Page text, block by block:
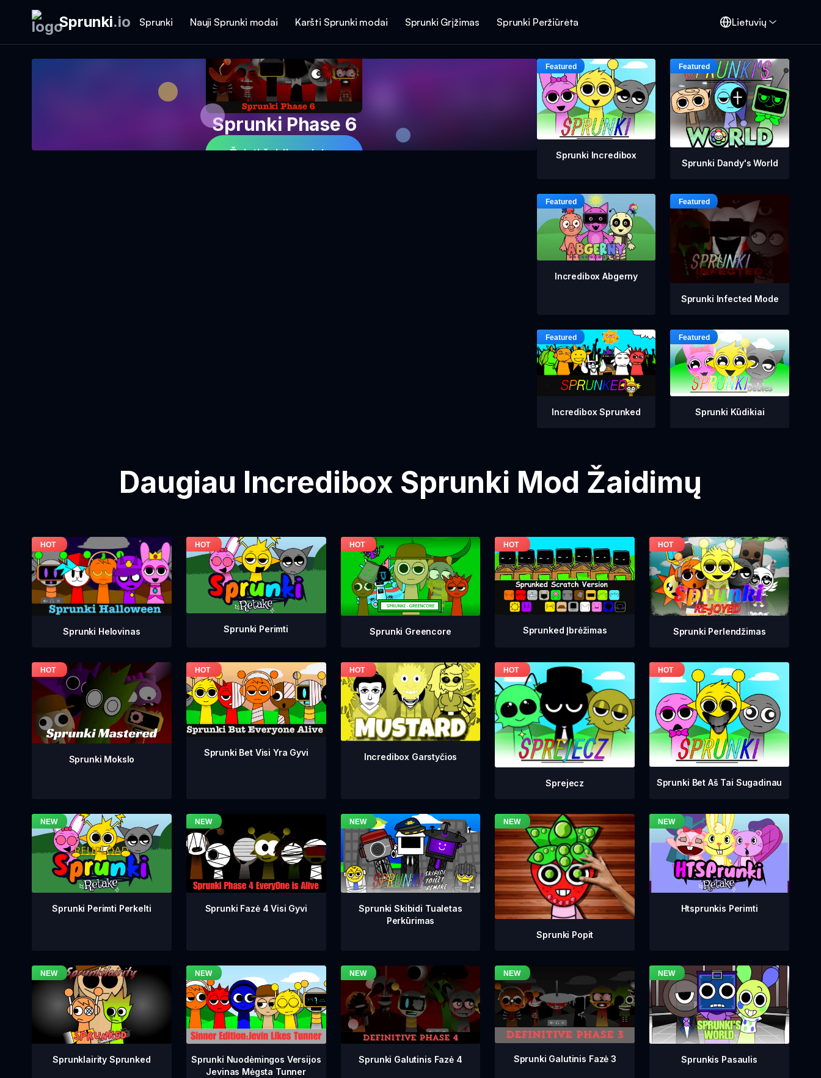
Sprunki.io Sprunki Nauji Sprunki modai Karšti Sprunki modai Sprunki Grįžimas Sprunki Peržiūrėta Lietuvių
Sprunki Phase 6
Žaisti žaidimą dabar Sprunki Incredibox
Sprunki Dandy's World
Incredibox Abgerny
Sprunki Infected Mode
Incredibox Sprunked Sprunki Kūdikiai
Daugiau Incredibox Sprunki Mod Žaidimų
Sprunki Helovinas Sprunki Perimti Sprunki Greencore Sprunked Įbrėžimas Sprunki Perlendžimas
Sprunki Mokslo
Sprunki Bet Visi Yra Gyvi Incredibox Garstyčios
Sprejecz Sprunki Bet Aš Tai Sugadinau
Sprunki Perimti Perkelti Sprunki Fazė 4 Visi Gyvi
Sprunki Skibidi Tualetas
Perkūrimas
Sprunki Popit
Htsprunkis Perimti
Sprunklairity Sprunked
Sprunki Nuodėmingos Versijos
Jevinas Mėgsta Tunner
Sprunki Galutinis Fazė 4 Sprunki Galutinis Fazė 3 Sprunkis Pasaulis